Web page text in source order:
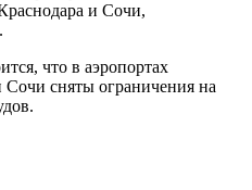
и Сочи,
что в аэропортах
сняты ограничения на